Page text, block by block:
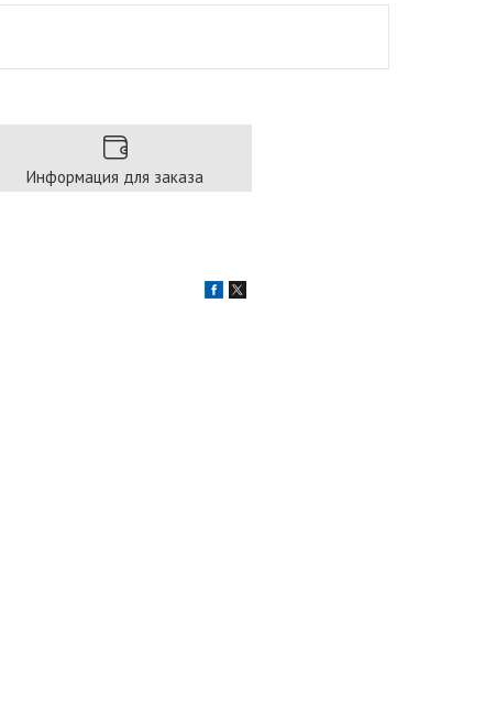
Информация для заказа